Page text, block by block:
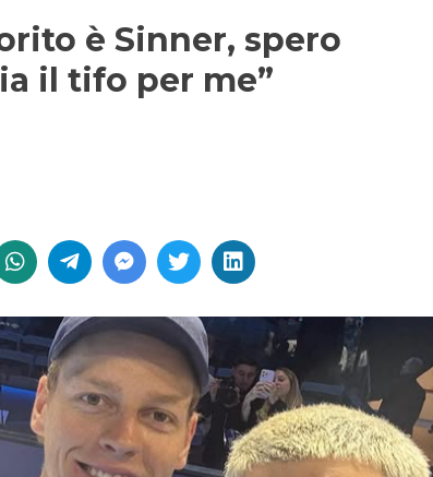
è Sinner, spero
il tifo per me”